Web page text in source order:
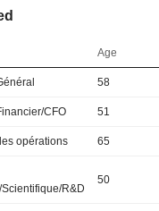
Age
58
CFO 51
opérations 65
R&D
50